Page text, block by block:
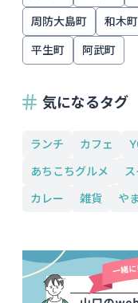
周防大島町 和木町
平生町 阿武町
気になるタグ
ランチ カフェ
あちこちグルメ
カレー
雑貨 や